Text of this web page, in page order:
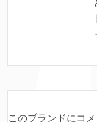
このブランドにコメ